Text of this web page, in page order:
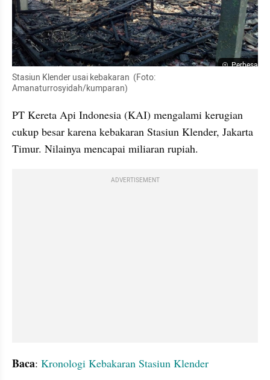
Perbesar
Stasiun Klender usai kebakaran  (Foto:
Amanaturrosyidah/kumparan)
PT Kereta Api Indonesia (KAI) mengalami kerugian
cukup besar karena kebakaran Stasiun Klender, Jakarta
Timur. Nilainya mencapai miliaran rupiah.
ADVERTISEMENT
Baca: Kronologi Kebakaran Stasiun Klender